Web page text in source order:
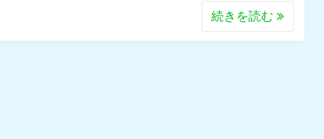
続きを読む